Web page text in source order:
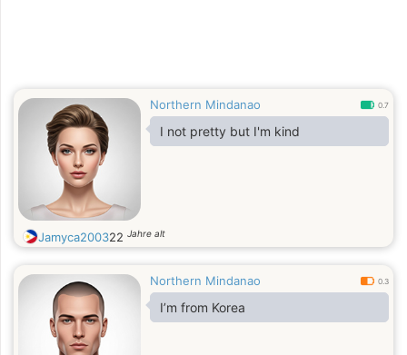
Northern Mindanao 0.7
I not pretty but I'm kind
Jamyca200322 Jahre alt
Northern Mindanao 0.3
I’m from Korea